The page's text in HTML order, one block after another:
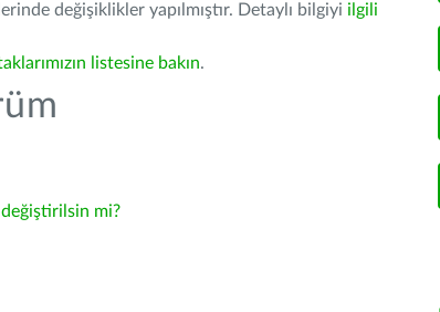
değişiklikler yapılmıştır. Detaylı bilgiyi ilgili
listesine bakın.
değiştirilsin mi?